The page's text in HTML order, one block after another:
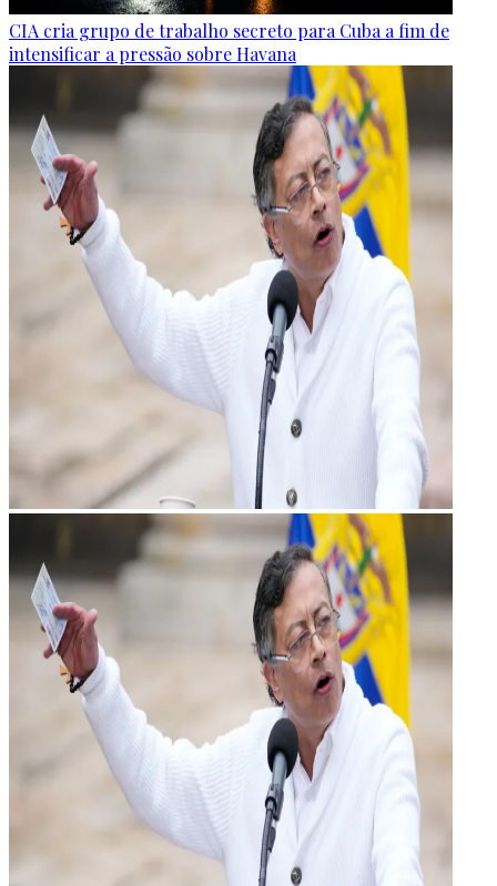
CIA cria grupo de trabalho secreto para Cuba a fim de
intensificar a pressão sobre Havana